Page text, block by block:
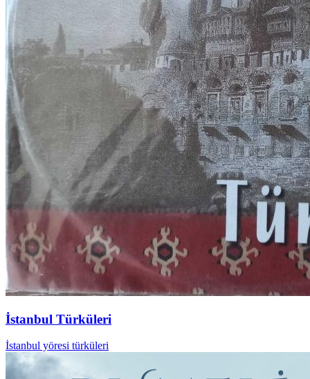
İstanbul Türküleri
İstanbul yöresi türküleri